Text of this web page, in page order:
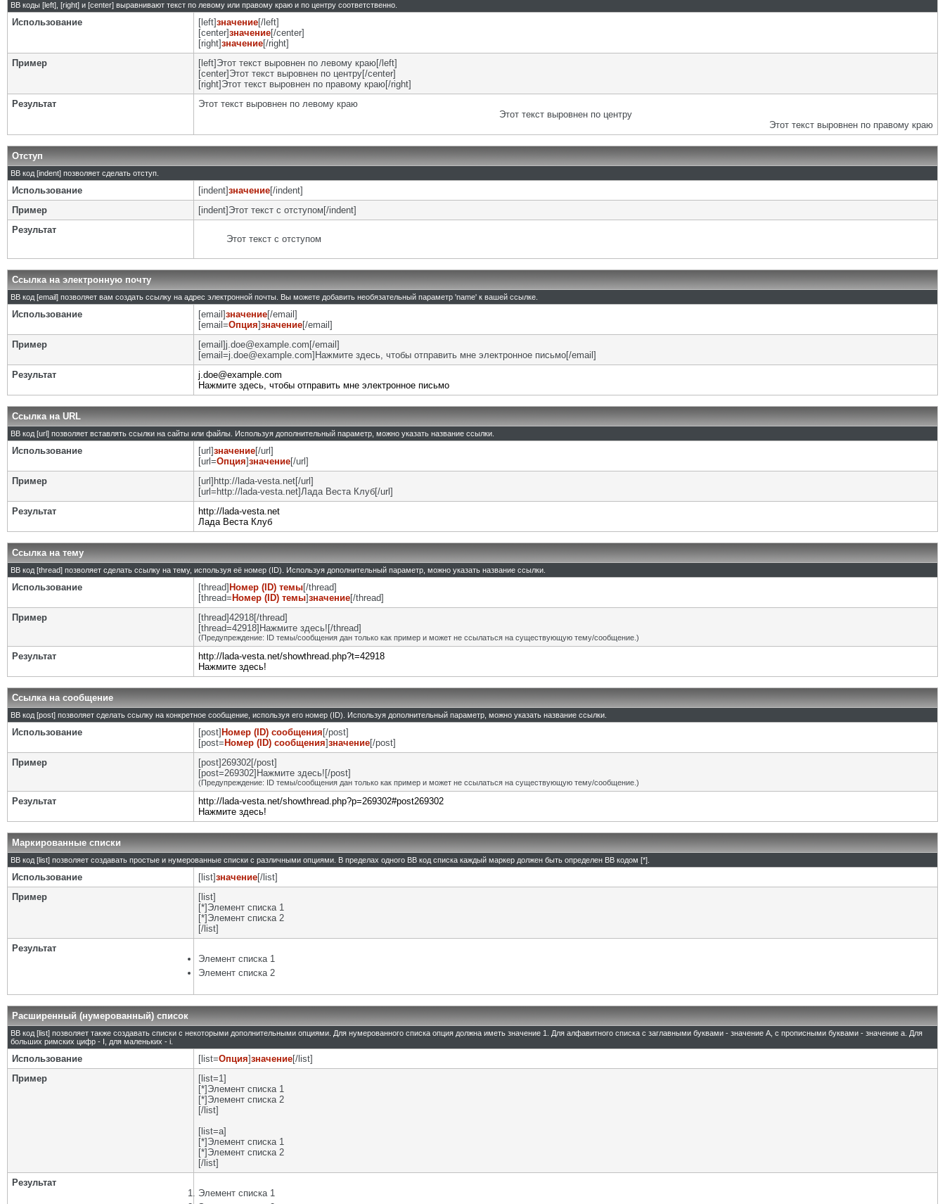
BB коды [left], [right] и [center] выравнивают текст по левому или правому краю и по центру соответственно.
Использование [left]значение[/left]
[center]значение[/center]
[right]значение[/right]
Пример
[left]Этот текст выровнен по левому краю[/left]
[center]Этот текст выровнен по центру[/center]
[right]Этот текст выровнен по правому краю[/right]
Результат
Этот текст выровнен по левому краю
Этот текст выровнен по центру
Этот текст выровнен по правому краю
Отступ
BB код [indent] позволяет сделать отступ.
Использование [indent]значение[/indent]
Пример
[indent]Этот текст с отступом[/indent]
Результат
Этот текст с отступом
Ссылка на электронную почту
BB код [email] позволяет вам создать ссылку на адрес электронной почты. Вы можете добавить необязательный параметр 'name' к вашей ссылке.
Использование [email]значение[/email]
[email=Опция]значение[/email]
Пример
[email]j.doe@example.com[/email]
[email=j.doe@example.com]Нажмите здесь, чтобы отправить мне электронное письмо[/email]
Результат
j.doe@example.com
Нажмите здесь, чтобы отправить мне электронное письмо
Ссылка на URL
BB код [url] позволяет вставлять ссылки на сайты или файлы. Используя дополнительный параметр, можно указать название ссылки.
Использование [url]значение[/url]
[url=Опция]значение[/url]
Пример
[url]http://lada-vesta.net[/url]
[url=http://lada-vesta.net]Лада Веста Клуб[/url]
Результат
http://lada-vesta.net
Лада Веста Клуб
Ссылка на тему
BB код [thread] позволяет сделать ссылку на тему, используя её номер (ID). Используя дополнительный параметр, можно указать название ссылки.
Использование [thread] Номер (ID) темы[/thread]
[thread= Номер (ID) темы]значение[/thread]
Пример
[thread]42918[/thread]
[thread=42918]Нажмите здесь![/thread]
(Предупреждение: ID темы/сообщения дан только как пример и может не ссылаться на существующую тему/сообщение.)
Результат
http://lada-vesta.net/showthread.php?t=42918
Нажмите здесь!
Ссылка на сообщение
BB код [post] позволяет сделать ссылку на конкретное сообщение, используя его номер (ID). Используя дополнительный параметр, можно указать название ссылки.
Использование [post] Номер (ID) сообщения [/post]
[post= Номер (ID) сообщения]значение[/post]
Пример
[post]269302[/post]
[post=269302]Нажмите здесь![/post]
(Предупреждение: ID темы/сообщения дан только как пример и может не ссылаться на существующую тему/сообщение.)
Результат
http://lada-vesta.net/showthread.php?p=269302#post269302
Нажмите здесь!
Маркированные списки
BB код [list] позволяет создавать простые и нумерованные списки с различными опциями. В пределах одного BB код списка каждый маркер должен быть определен BB кодом [*].
Использование [list]значение[/list]
Пример
[list]
[*]Элемент списка 1
[*]Элемент списка 2
[/list]
Результат
Элемент списка 1
Элемент списка 2
Расширенный (нумерованный) список
BB код [list] позволяет также создавать списки с некоторыми дополнительными опциями. Для нумерованного списка опция должна иметь значение 1. Для алфавитного списка с заглавными буквами - значение A, с прописными буквами - значение а. Для
больших римских цифр - I, для маленьких - i.
Использование [list=Опция]значение[/list]
Пример
[list=1]
[*]Элемент списка 1
[*]Элемент списка 2
[/list]
[list=a]
[*]Элемент списка 1
[*]Элемент списка 2
[/list]
Результат
Элемент списка 1